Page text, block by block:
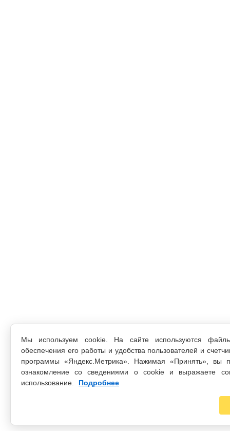
Мы используем cookie. На сайте используются
обеспечения его работы и удобства пользователей и
программы «Яндекс.Метрика». Нажимая «Принять», вы
ознакомление со сведениями о cookie и выражаете
использование.
Подробнее